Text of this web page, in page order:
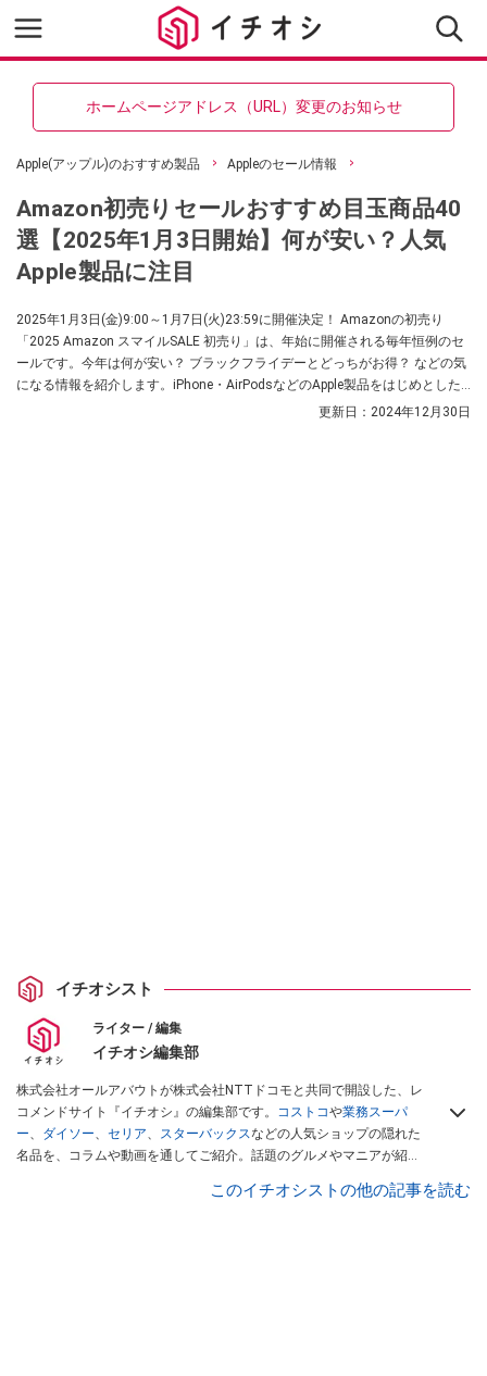
ホームページアドレス（URL）変更のお知らせ
Apple(アップル)のおすすめ製品 Appleのセール情報
Amazon初売りセールおすすめ目玉商品40
選【2025年1月3日開始】何が安い？人気
Apple製品に注目
2025年1月3日(金)9:00～1月7日(火)23:59に開催決定！ Amazonの初売り
「2025 Amazon スマイルSALE 初売り」は、年始に開催される毎年恒例のセ
ールです。今年は何が安い？ ブラックフライデーとどっちがお得？ などの気
になる情報を紹介します。iPhone・AirPodsなどのApple製品をはじめとした
編集部の目玉商品もピックアップし、随意更新していきます。ぜひ参考にし
更新日： 2024年12月30日
イチオシスト
ライター / 編集
イチオシ編集部
株式会社オールアバウトが株式会社NTTドコモと共同で開設した、レ
コメンドサイト『イチオシ』の編集部です。 コストコや業務スーパ
ー、 ダイソー、 セリア、 スターバックスなどの人気ショップの隠れた
名品を、コラムや動画を通してご紹介。話題のグルメやマニアが紹介
インフルエンサーが実際に使用してレビューしています。毎日トレン
このイチオシストの他の記事を読む